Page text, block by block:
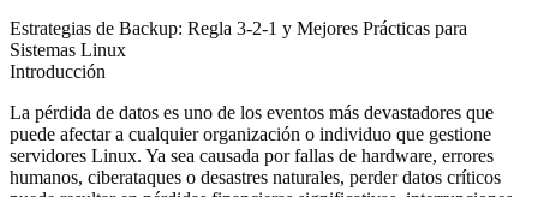
Estrategias de Backup: Regla 3-2-1 y Mejores Prácticas para
Sistemas Linux
Introducción
La pérdida de datos es uno de los eventos más devastadores que
puede afectar a cualquier organización o individuo que gestione
servidores Linux. Ya sea causada por fallas de hardware, errores
humanos, ciberataques o desastres naturales, perder datos críticos